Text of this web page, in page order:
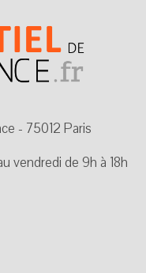
- 75012 Paris
vendredi de 9h à 18h